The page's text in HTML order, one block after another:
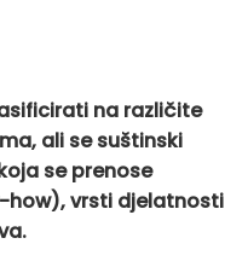
na različite
ali se suštinski
se prenose
how), vrsti djelatnosti